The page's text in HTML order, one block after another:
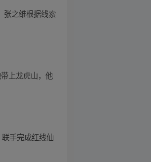
张之维根据线索
上龙虎山，他
手完成红线仙